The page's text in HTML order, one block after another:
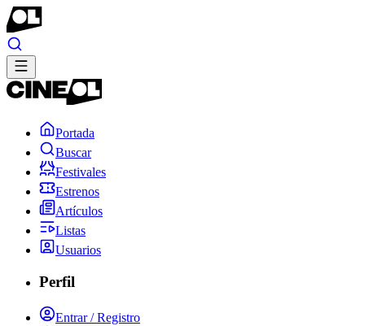
Portada
Buscar
Festivales
Estrenos
Artículos
Listas
Usuarios
Perfil
Entrar / Registro